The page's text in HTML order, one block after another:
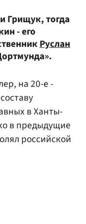
Грищук, тогда
- его
Руслан
на 20-е -
в Ханты-
в предыдущие
российской